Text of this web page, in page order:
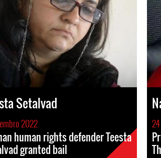
Setalvad
2022
human rights defender Teesta
granted bail